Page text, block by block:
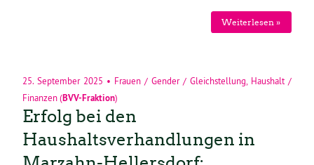
Weiterlesen »
25. September 2025 • Frauen / Gender / Gleichstellung Haushalt /
Finanzen(BVV-Fraktion)
Erfolg bei den
Haushaltsverhandlungen in